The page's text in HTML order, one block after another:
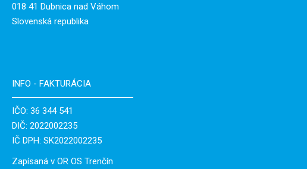
018 41 Dubnica nad Váhom
Slovenská republika
INFO - FAKTURÁCIA
IČO: 36 344 541
DIČ: 2022002235
IČ DPH: SK2022002235
Zapísaná v OR OS Trenčín